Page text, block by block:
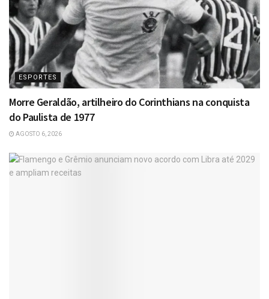
ESPORTES
Morre Geraldão, artilheiro do Corinthians na conquista
do Paulista de 1977
AGOSTO 6, 2026